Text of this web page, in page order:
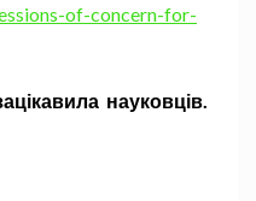
of-concern-for-
науковців.